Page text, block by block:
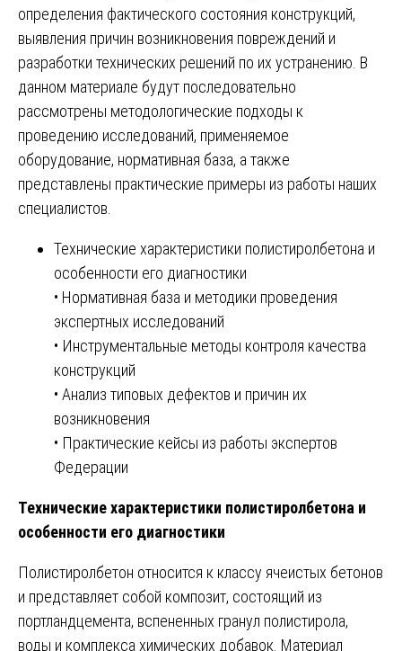
определения фактического состояния конструкций,
выявления причин возникновения повреждений и
разработки технических решений по их устранению. В
данном материале будут последовательно
рассмотрены методологические подходы к
проведению исследований, применяемое
оборудование, нормативная база, а также
представлены практические примеры из работы наших
специалистов.
Технические характеристики полистиролбетона и
особенности его диагностики
• Нормативная база и методики проведения
экспертных исследований
• Инструментальные методы контроля качества
конструкций
• Анализ типовых дефектов и причин их
возникновения
• Практические кейсы из работы экспертов
Федерации
Технические характеристики полистиролбетона и
особенности его диагностики
Полистиролбетон относится к классу ячеистых бетонов
и представляет собой композит, состоящий из
портландцемента, вспененных гранул полистирола,
воды и комплекса химических добавок. Материал